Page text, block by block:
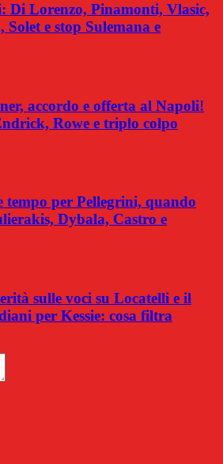
Di Lorenzo, Pinamonti, Vlasic,
e stop Sulemana e
accordo e offerta al Napoli!
Rowe e triplo colpo
per Pellegrini, quando
Dybala, Castro e
sulle voci su Locatelli e il
per Kessie: cosa filtra